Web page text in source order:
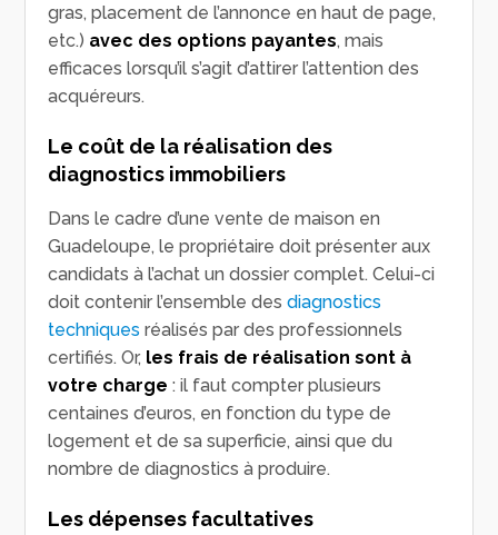
gras, placement de l’annonce en haut de page,
etc.) avec des options payantes, mais
efficaces lorsqu’il s’agit d’attirer l’attention des
acquéreurs.
Le coût de la réalisation des
diagnostics immobiliers
Dans le cadre d’une vente de maison en
Guadeloupe, le propriétaire doit présenter aux
candidats à l’achat un dossier complet. Celui-ci
doit contenir l’ensemble desdiagnostics
techniques réalisés par des professionnels
certifiés. Or, les frais de réalisation sont à
votre charge : il faut compter plusieurs
centaines d’euros, en fonction du type de
logement et de sa superficie, ainsi que du
nombre de diagnostics à produire.
Les dépenses facultatives